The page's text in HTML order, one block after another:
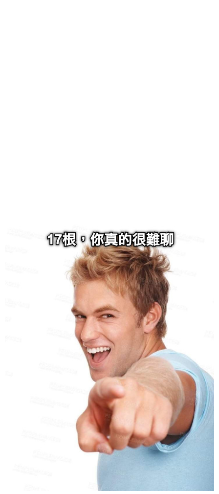
给admin打赏
5 元 10 元
50 自定义
付费内容
¥
6位以上